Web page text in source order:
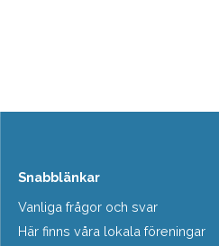
Snabblänkar
Vanliga frågor och svar
Här finns våra lokala föreningar